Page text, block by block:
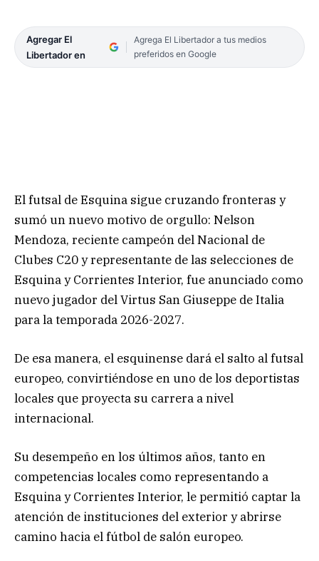
Agregar El
Libertador en
Agrega El Libertador a tus medios
preferidos en Google
El futsal de Esquina sigue cruzando fronteras y
sumó un nuevo motivo de orgullo: Nelson
Mendoza, reciente campeón del Nacional de
Clubes C20 y representante de las selecciones de
Esquina y Corrientes Interior, fue anunciado como
nuevo jugador del Virtus San Giuseppe de Italia
para la temporada 2026-2027.
De esa manera, el esquinense dará el salto al futsal
europeo, convirtiéndose en uno de los deportistas
locales que proyecta su carrera a nivel
internacional.
Su desempeño en los últimos años, tanto en
competencias locales como representando a
Esquina y Corrientes Interior, le permitió captar la
atención de instituciones del exterior y abrirse
camino hacia el fútbol de salón europeo.